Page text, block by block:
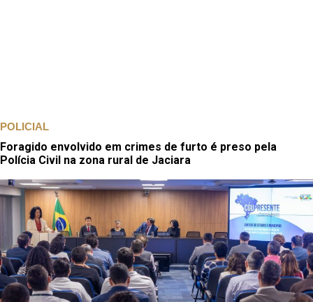
POLICIAL
Foragido envolvido em crimes de furto é preso pela
Polícia Civil na zona rural de Jaciara